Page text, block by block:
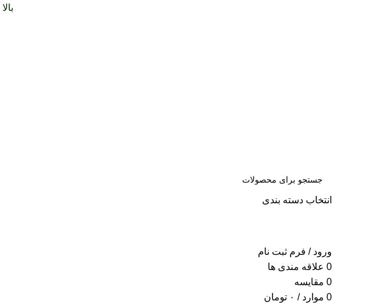
بالا 500 هزار تومان
انتخاب دسته بندی
ورود / فرم ثبت نام
0 علاقه مندی ها
0 مقایسه
0 موارد / ۰ تومان